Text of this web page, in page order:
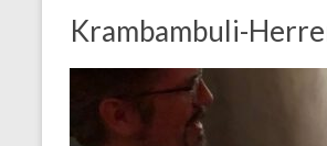
Krambambuli-